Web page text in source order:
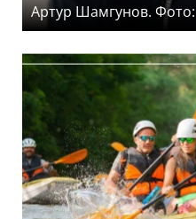
Артур Шамгунов.